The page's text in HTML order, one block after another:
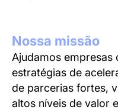
Nossa missão
Ajudamos empresas
estratégias de
de parcerias fortes,
altos níveis de valor